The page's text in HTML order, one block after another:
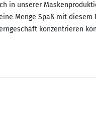
in unserer
Menge Spaß mit
konzentrieren